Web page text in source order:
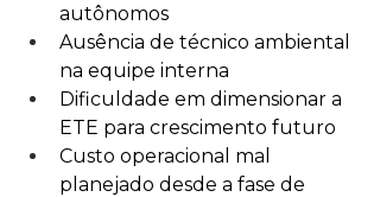
autônomos
Ausência de técnico ambiental
na equipe interna
Dificuldade em dimensionar a
ETE para crescimento futuro
Custo operacional mal
planejado desde a fase de